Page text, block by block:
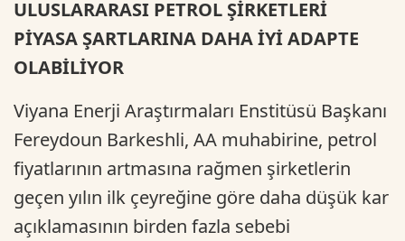
ULUSLARARASI PETROL ŞİRKETLERİ
PİYASA ŞARTLARINA DAHA İYİ ADAPTE
OLABİLİYOR
Viyana Enerji Araştırmaları Enstitüsü Başkanı
Fereydoun Barkeshli, AA muhabirine, petrol
fiyatlarının artmasına rağmen şirketlerin
geçen yılın ilk çeyreğine göre daha düşük kar
açıklamasının birden fazla sebebi